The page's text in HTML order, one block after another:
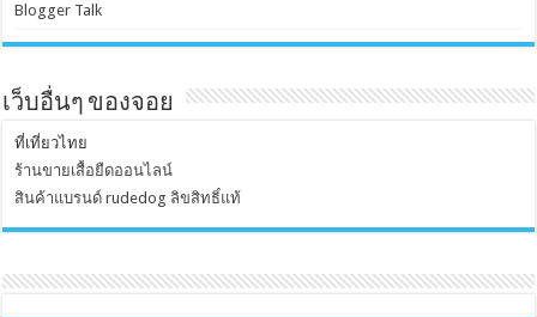
Blogger Talk
เว็บอื่นๆ ของจอย
ที่เที่ยวไทย
ร้านขายเสื้อยืดออนไลน์
สินค้าแบรนด์ rudedog ลิขสิทธิ์แท้